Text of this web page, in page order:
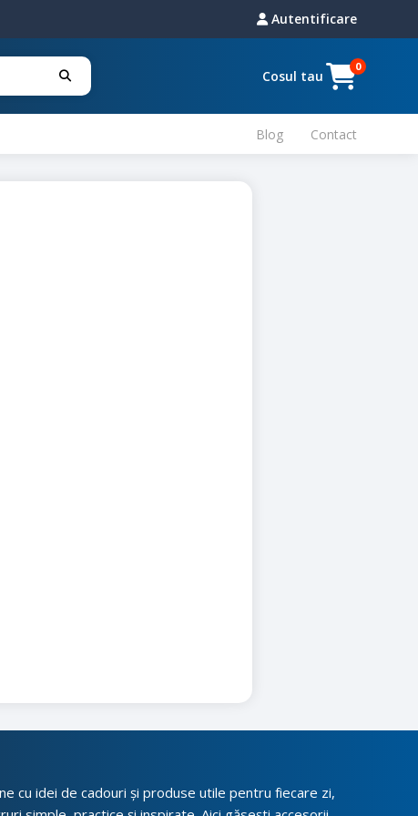
Autentificare
Cosul tau
0
Blog Contact
cu idei de cadouri și produse utile pentru fiecare zi,